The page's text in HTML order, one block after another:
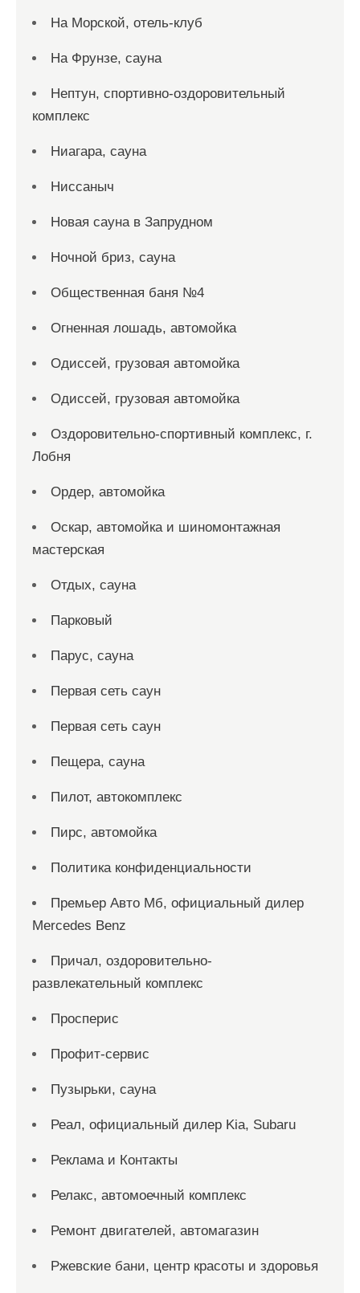
На Морской, отель-клуб
На Фрунзе, сауна
Нептун, спортивно-оздоровительный
комплекс
Ниагара, сауна
Ниссаныч
Новая сауна в Запрудном
Ночной бриз, сауна
Общественная баня №4
Огненная лошадь, автомойка
Одиссей, грузовая автомойка
Одиссей, грузовая автомойка
Оздоровительно-спортивный комплекс, г.
Лобня
Ордер, автомойка
Оскар, автомойка и шиномонтажная
мастерская
Отдых, сауна
Парковый
Парус, сауна
Первая сеть саун
Первая сеть саун
Пещера, сауна
Пилот, автокомплекс
Пирс, автомойка
Политика конфиденциальности
Премьер Авто Мб, официальный дилер
Mercedes Benz
Причал, оздоровительно-
развлекательный комплекс
Просперис
Профит-сервис
Пузырьки, сауна
Реал, официальный дилер Kia, Subaru
Реклама и Контакты
Релакс, автомоечный комплекс
Ремонт двигателей, автомагазин
Ржевские бани, центр красоты и здоровья